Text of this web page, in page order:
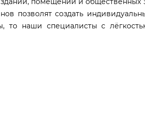
позволят создать
то наши специалисты с